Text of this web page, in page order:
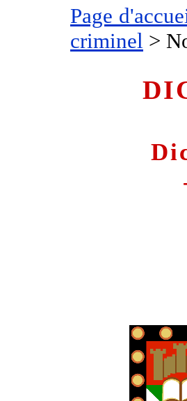
Page
criminel >